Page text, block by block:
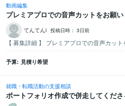
動画編集
プレミアプロでの音声カットをお願
てんてんi 投稿日時： 3日前
予算 見積り希望
就職・転職活動の支援相談
ポートフォリオ作成で併走してくだ